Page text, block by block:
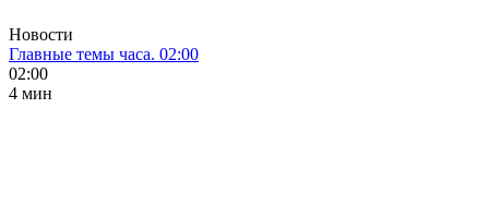
Новости
Главные темы часа. 02:00
02:00
4 мин